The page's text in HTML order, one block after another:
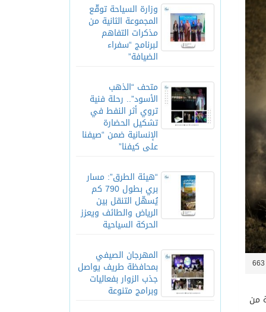
وزارة السياحة توقّع
المجموعة الثانية من
مذكرات التفاهم
لبرنامج “سفراء
الضيافة”
متحف “الذهب
الأسود”.. رحلة فنية
تروي أثر النفط في
تشكيل الحضارة
الإنسانية ضمن “صيفنا
على كيفنا”
“هيئة الطرق”: مسار
بري بطول 790 كم
يُسهّل التنقل بين
الرياض والطائف ويعزز
الحركة السياحية
المهرجان الصيفي
بمحافظة طريف يواصل
جذب الزوار بفعاليات
وبرامج متنوعة
من